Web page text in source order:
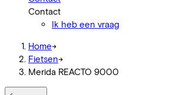
Contact
Ik heb een vraag
Home->
Fietsen->
Merida REACTO 9000